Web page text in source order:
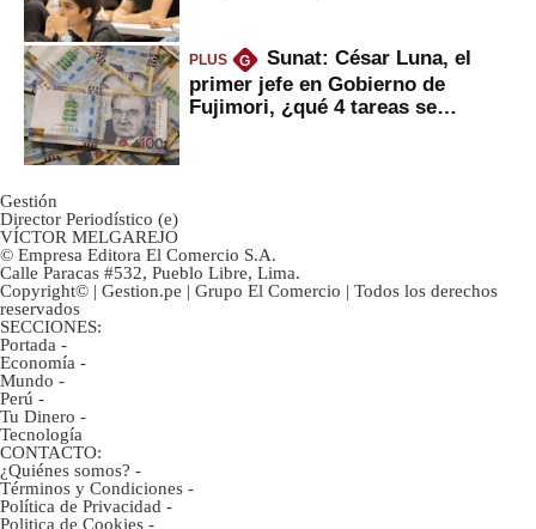
PLUS G
Sunat: César Luna, el
primer jefe en Gobierno de
Fujimori, ¿qué 4 tareas se
Gestión
Director Periodístico (e)
VÍCTOR MELGAREJO
© Empresa Editora El Comercio S.A.
Calle Paracas #532, Pueblo Libre, Lima.
Copyright© | Gestion.pe | Grupo El Comercio | Todos los derechos
reservados
SECCIONES:
Portada -
Economía -
Mundo -
Perú -
Tu Dinero -
Tecnología
CONTACTO:
¿Quiénes somos? -
Términos y Condiciones -
Política de Privacidad -
Politica de Cookies -